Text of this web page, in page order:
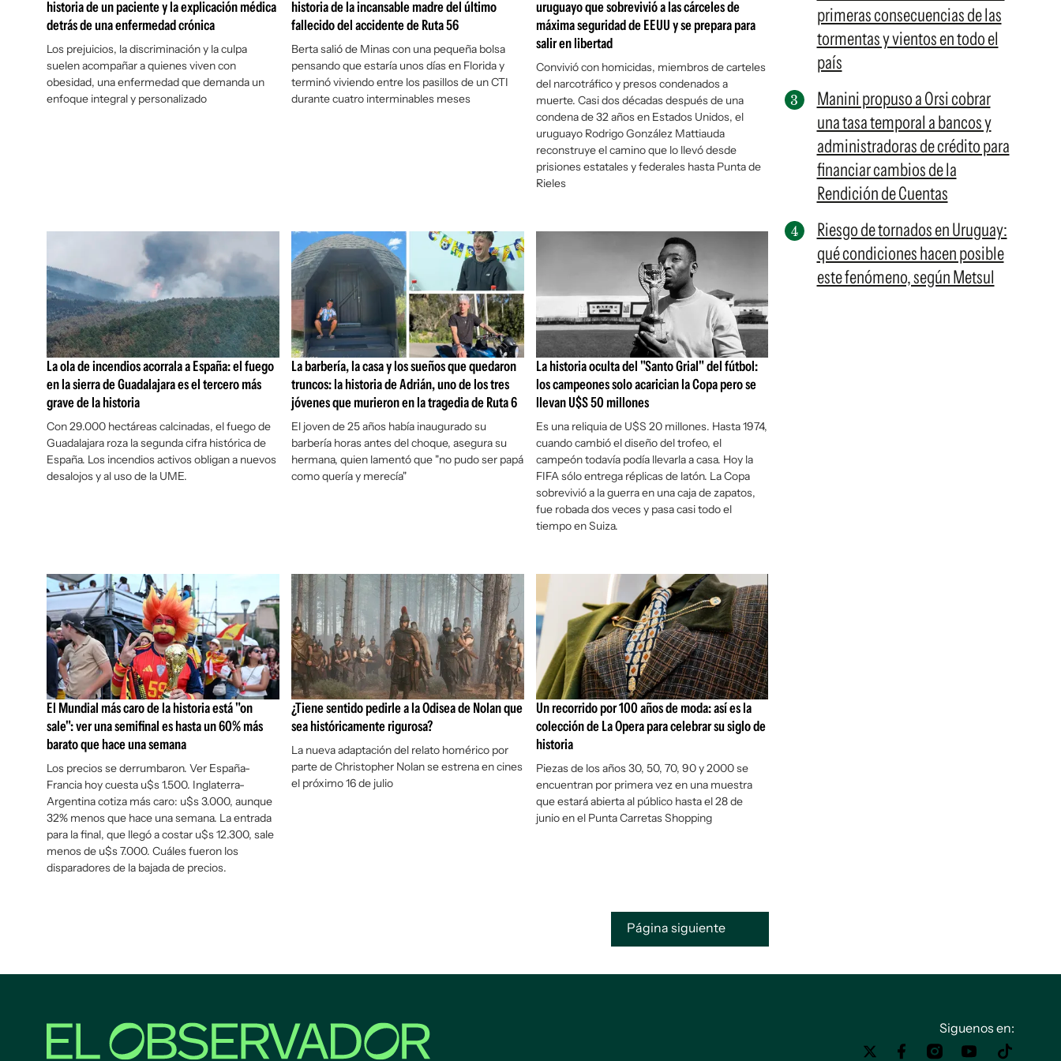
historia de un paciente y la explicación médica
detrás de una enfermedad crónica
Los prejuicios, la discriminación y la culpa
suelen acompañar a quienes viven con
obesidad, una enfermedad que demanda un
enfoque integral y personalizado
historia de la incansable madre del último
fallecido del accidente de Ruta 56
Berta salió de Minas con una pequeña bolsa
pensando que estaría unos días en Florida y
terminó viviendo entre los pasillos de un CTI
durante cuatro interminables meses
uruguayo que sobrevivió a las cárceles de
máxima seguridad de EEUU y se prepara para
salir en libertad
Convivió con homicidas, miembros de carteles
del narcotráfico y presos condenados a
muerte. Casi dos décadas después de una
condena de 32 años en Estados Unidos, el
uruguayo Rodrigo González Mattiauda
reconstruye el camino que lo llevó desde
prisiones estatales y federales hasta Punta de
Rieles
La ola de incendios acorrala a España: el fuego
en la sierra de Guadalajara es el tercero más
grave de la historia
Con 29.000 hectáreas calcinadas, el fuego de
Guadalajara roza la segunda cifra histórica de
España. Los incendios activos obligan a nuevos
desalojos y al uso de la UME.
La barbería, la casa y los sueños que quedaron
truncos: la historia de Adrián, uno de los tres
jóvenes que murieron en la tragedia de Ruta 6
El joven de 25 años había inaugurado su
barbería horas antes del choque, asegura su
hermana, quien lamentó que "no pudo ser papá
como quería y merecía"
La historia oculta del "Santo Grial" del fútbol:
los campeones solo acarician la Copa pero se
llevan U$S 50 millones
Es una reliquia de U$S 20 millones. Hasta 1974,
cuando cambió el diseño del trofeo, el
campeón todavía podía llevarla a casa. Hoy la
FIFA sólo entrega réplicas de latón. La Copa
sobrevivió a la guerra en una caja de zapatos,
fue robada dos veces y pasa casi todo el
tiempo en Suiza.
El Mundial más caro de la historia está "on
sale": ver una semifinal es hasta un 60% más
barato que hace una semana
Los precios se derrumbaron. Ver España-
Francia hoy cuesta u$s 1.500. Inglaterra-
Argentina cotiza más caro: u$s 3.000, aunque
32% menos que hace una semana. La entrada
para la final, que llegó a costar u$s 12.300, sale
menos de u$s 7.000. Cuáles fueron los
disparadores de la bajada de precios.
¿Tiene sentido pedirle a la Odisea de Nolan que
sea históricamente rigurosa?
La nueva adaptación del relato homérico por
parte de Christopher Nolan se estrena en cines
el próximo 16 de julio
Un recorrido por 100 años de moda: así es la
colección de La Opera para celebrar su siglo de
historia
Piezas de los años 30, 50, 70, 90 y 2000 se
encuentran por primera vez en una muestra
que estará abierta al público hasta el 28 de
junio en el Punta Carretas Shopping
Página siguiente
primeras consecuencias de las
tormentas y vientos en todo el
país
Manini propuso a Orsi cobrar
una tasa temporal a bancos y
administradoras de crédito para
financiar cambios de la
Rendición de Cuentas
Riesgo de tornados en Uruguay:
qué condiciones hacen posible
este fenómeno, según Metsul
Siguenos en: